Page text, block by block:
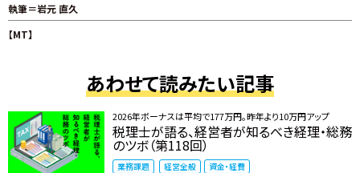
執筆＝岩元 直久
【MT】
あわせて読みたい記事
2026年ボーナスは平均で177万円。昨年より10万円アップ
税理士が語る、経営者が知るべき経理・総務
のツボ（第118回）
業務課題 経営全般 資金・経費